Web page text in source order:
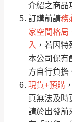
介紹之商品
訂購前請務
家空間格局
入 ，若因
本公司保有
方自行負擔
現貨+預購
頁無法及時
請於出發前
新竹
台北
接單後
電話聯
（線上
下單前
現貨我
（洽
運送範
地區恕